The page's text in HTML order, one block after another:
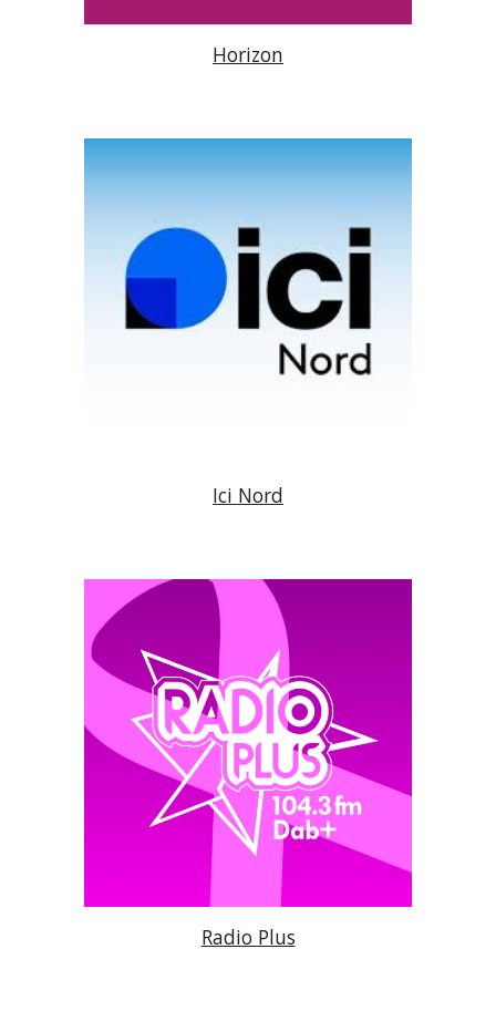
Horizon
Ici Nord
Radio Plus